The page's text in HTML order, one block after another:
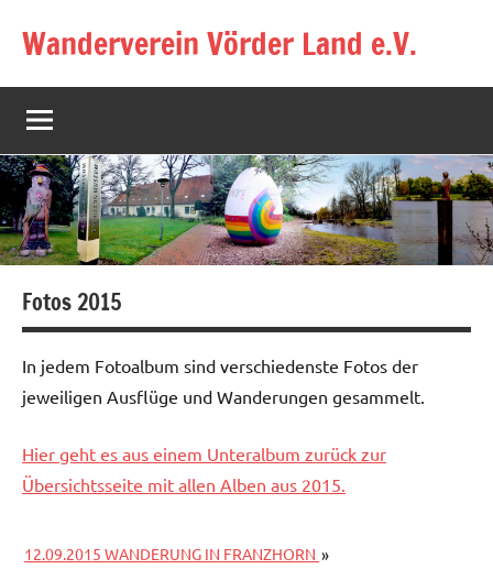
InhaltWanderverein Vörder Land e.V.
Fotos 2015
In jedem Fotoalbum sind verschiedenste Fotos der
jeweiligen Ausflüge und Wanderungen gesammelt.
Hier geht es aus einem Unteralbum zurück zur
Übersichtsseite mit allen Alben aus 2015.
12.09.2015 WANDERUNG IN FRANZHORN »